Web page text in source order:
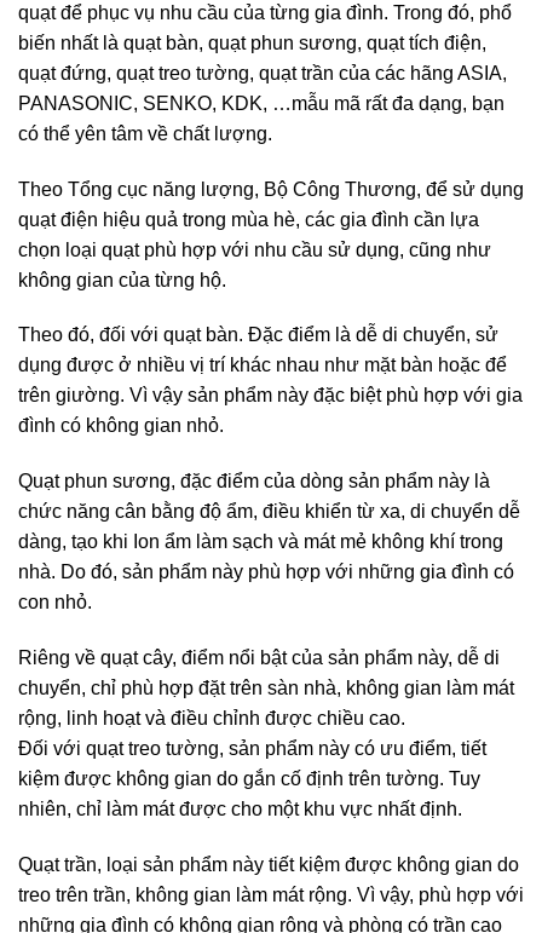
quạt để phục vụ nhu cầu của từng gia đình. Trong đó, phổ
biến nhất là quạt bàn, quạt phun sương, quạt tích điện,
quạt đứng, quạt treo tường, quạt trần của các hãng ASIA,
PANASONIC, SENKO, KDK, …mẫu mã rất đa dạng, bạn
có thể yên tâm về chất lượng.
Theo Tổng cục năng lượng, Bộ Công Thương, để sử dụng
quạt điện hiệu quả trong mùa hè, các gia đình cần lựa
chọn loại quạt phù hợp với nhu cầu sử dụng, cũng như
không gian của từng hộ.
Theo đó, đối với quạt bàn. Đặc điểm là dễ di chuyển, sử
dụng được ở nhiều vị trí khác nhau như mặt bàn hoặc để
trên giường. Vì vậy sản phẩm này đặc biệt phù hợp với gia
đình có không gian nhỏ.
Quạt phun sương, đặc điểm của dòng sản phẩm này là
chức năng cân bằng độ ẩm, điều khiển từ xa, di chuyển dễ
dàng, tạo khi Ion ẩm làm sạch và mát mẻ không khí trong
nhà. Do đó, sản phẩm này phù hợp với những gia đình có
con nhỏ.
Riêng về quạt cây, điểm nổi bật của sản phẩm này, dễ di
chuyển, chỉ phù hợp đặt trên sàn nhà, không gian làm mát
rộng, linh hoạt và điều chỉnh được chiều cao.
Đối với quạt treo tường, sản phẩm này có ưu điểm, tiết
kiệm được không gian do gắn cố định trên tường. Tuy
nhiên, chỉ làm mát được cho một khu vực nhất định.
Quạt trần, loại sản phẩm này tiết kiệm được không gian do
treo trên trần, không gian làm mát rộng. Vì vậy, phù hợp với
những gia đình có không gian rộng và phòng có trần cao